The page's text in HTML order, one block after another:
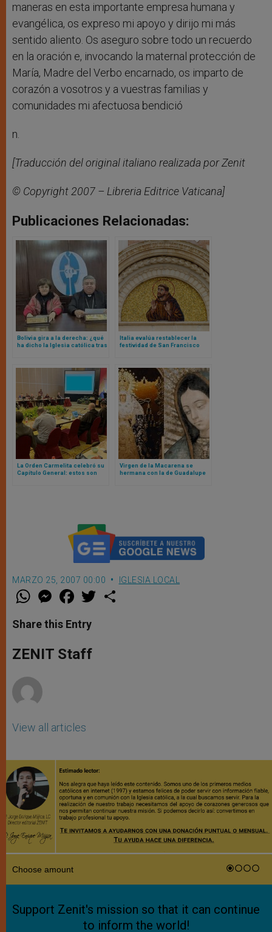
maneras en esta importante empresa humana y
evangélica, os expreso mi apoyo y dirijo mi más
sentido aliento. Os aseguro sobre todo un recuerdo
en la oración e, invocando la maternal protección de
María, Madre del Verbo encarnado, os imparto de
corazón a vosotros y a vuestras familias y
comunidades mi afectuosa bendició
n.
[Traducción del original italiano realizada por Zenit
© Copyright 2007 – Libreria Editrice Vaticana]
Publicaciones Relacionadas:
Bolivia gira a la derecha: ¿qué
ha dicho la Iglesia católica tras
Italia evalúa restablecer la
festividad de San Francisco
La Orden Carmelita celebró su
Capítulo General: estos son
Virgen de la Macarena se
hermana con la de Guadalupe
MARZO 25, 2007 00:00 IGLESIA LOCAL
W
t
s
p
p
M
e
s
e
g
e
F
a
e
b
o
k
w
Share this Entry
ZENIT Staff
View all articles